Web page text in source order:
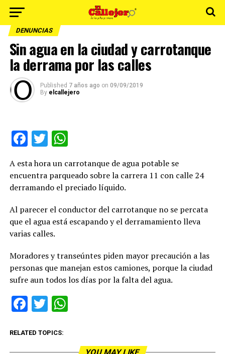
DENUNCIAS
Sin agua en la ciudad y carrotanque
la derrama por las calles
Published 7 años ago on 09/09/2019
By elcallejero
Facebook
TwitterWhatsApp
A esta hora un carrotanque de agua potable se
encuentra parqueado sobre la carrera 11 con calle 24
derramando el preciado líquido.
Al parecer el conductor del carrotanque no se percata
que el agua está escapando y el derramamiento lleva
varias calles.
Moradores y transeúntes piden mayor precaución a las
personas que manejan estos camiones, porque la ciudad
sufre aun todos los días por la falta del agua.
Facebook
TwitterWhatsApp
RELATED TOPICS: